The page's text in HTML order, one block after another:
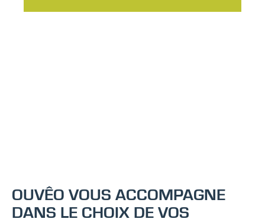
OUVÊO VOUS ACCOMPAGNE
DANS LE CHOIX DE VOS